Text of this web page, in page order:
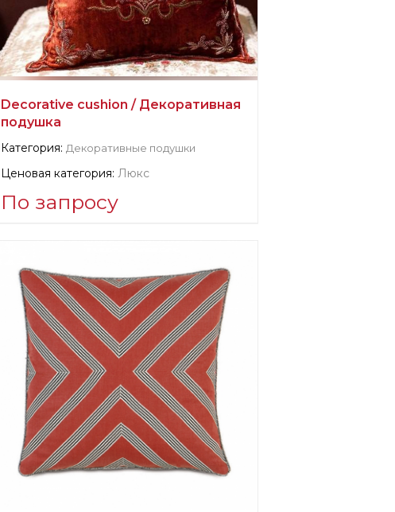
Decorative cushion / Декоративная
подушка
Категория: Декоративные подушки
Ценовая категория: Люкс
По запросу
Производитель: Италия, Marano di Napoli